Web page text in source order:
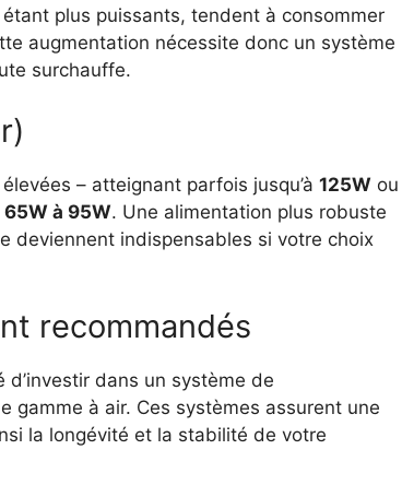
plus puissants, tendent à consommer
augmentation nécessite donc un système
surchauffe.
– atteignant parfois jusqu’à 125W ou
65W à 95W. Une alimentation plus robuste
deviennent indispensables si votre choix
recommandés
dans un système de
gamme à air. Ces systèmes assurent une
la longévité et la stabilité de votre